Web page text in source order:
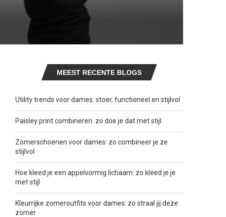
MEEST RECENTE BLOGS
Utility trends voor dames: stoer, functioneel en stijlvol
Paisley print combineren: zo doe je dat met stijl
Zomerschoenen voor dames: zo combineer je ze
stijlvol
Hoe kleed je een appelvormig lichaam: zo kleed je je
met stijl
Kleurrijke zomeroutfits voor dames: zo straal jij deze
zomer